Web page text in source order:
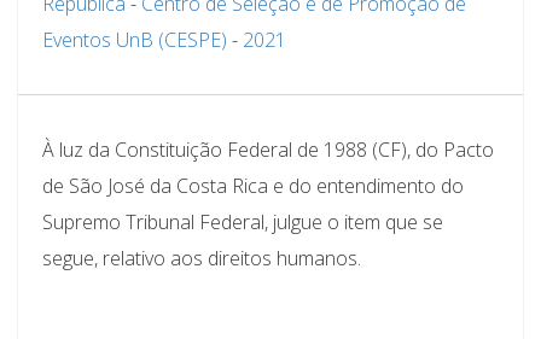
Eventos UnB (CESPE) - 2021
À luz da Constituição Federal de 1988 (CF), do Pacto
de São José da Costa Rica e do entendimento do
Supremo Tribunal Federal, julgue o item que se
segue, relativo aos direitos humanos.